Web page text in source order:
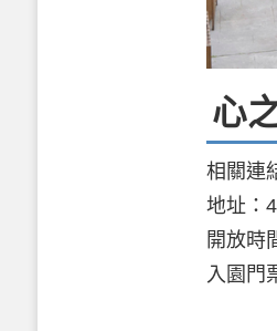
心
相關連
地址：
開放時
入園門